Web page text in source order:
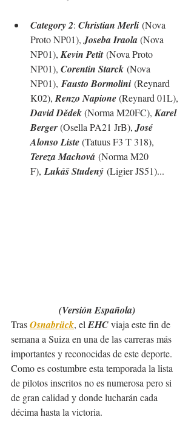
Category 2: Christian Merli (Nova
Proto NP01), Joseba Iraola (Nova
NP01), Kevin Petit (Nova Proto
NP01), Corentin Starck (Nova
NP01), Fausto Bormolini (Reynard
K02), Renzo Napione (Reynard 01L),
David Dědek (Norma M20FC), Karel
Berger (Osella PA21 JrB), José
Alonso Liste (Tatuus F3 T 318),
Tereza Machová (Norma M20
F), Lukáš Studený (Ligier JS51)...
(Versión Española)
Tras Osnabrück, el EHC viaja este fin de
semana a Suiza en una de las carreras más
importantes y reconocidas de este deporte.
Como es costumbre esta temporada la lista
de pilotos inscritos no es numerosa pero si
de gran calidad y donde lucharán cada
décima hasta la victoria.